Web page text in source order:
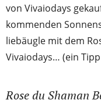
von Vivaiodays
kommenden
liebäugle mit dem
Vivaiodays… (ein
Rose du Shaman